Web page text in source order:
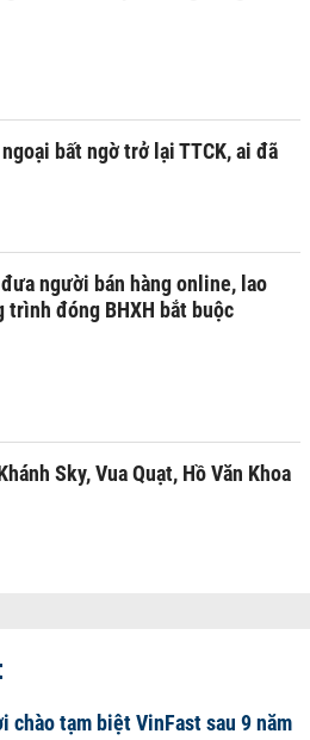
bất ngờ trở lại TTCK, ai đã
người bán hàng online, lao
trình đóng BHXH bắt buộc
Sky, Vua Quạt, Hồ Văn Khoa
chào tạm biệt VinFast sau 9 năm